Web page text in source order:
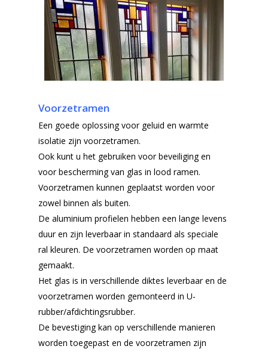
Voorzetramen
Een goede oplossing voor geluid en warmte
isolatie zijn voorzetramen.
Ook kunt u het gebruiken voor beveiliging en
voor bescherming van glas in lood ramen.
Voorzetramen kunnen geplaatst worden voor
zowel binnen als buiten.
De aluminium profielen hebben een lange levens
duur en zijn leverbaar in standaard als speciale
ral kleuren. De voorzetramen worden op maat
gemaakt.
Het glas is in verschillende diktes leverbaar en de
voorzetramen worden gemonteerd in U-
rubber/afdichtingsrubber.
De bevestiging kan op verschillende manieren
worden toegepast en de voorzetramen zijn